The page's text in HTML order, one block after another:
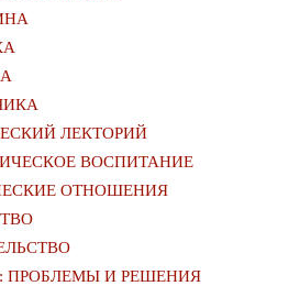
ЛЕКТОРИЙ
ВОСПИТАНИЕ
ОТНОШЕНИЯ
ПРОБЛЕМЫ И РЕШЕНИЯ